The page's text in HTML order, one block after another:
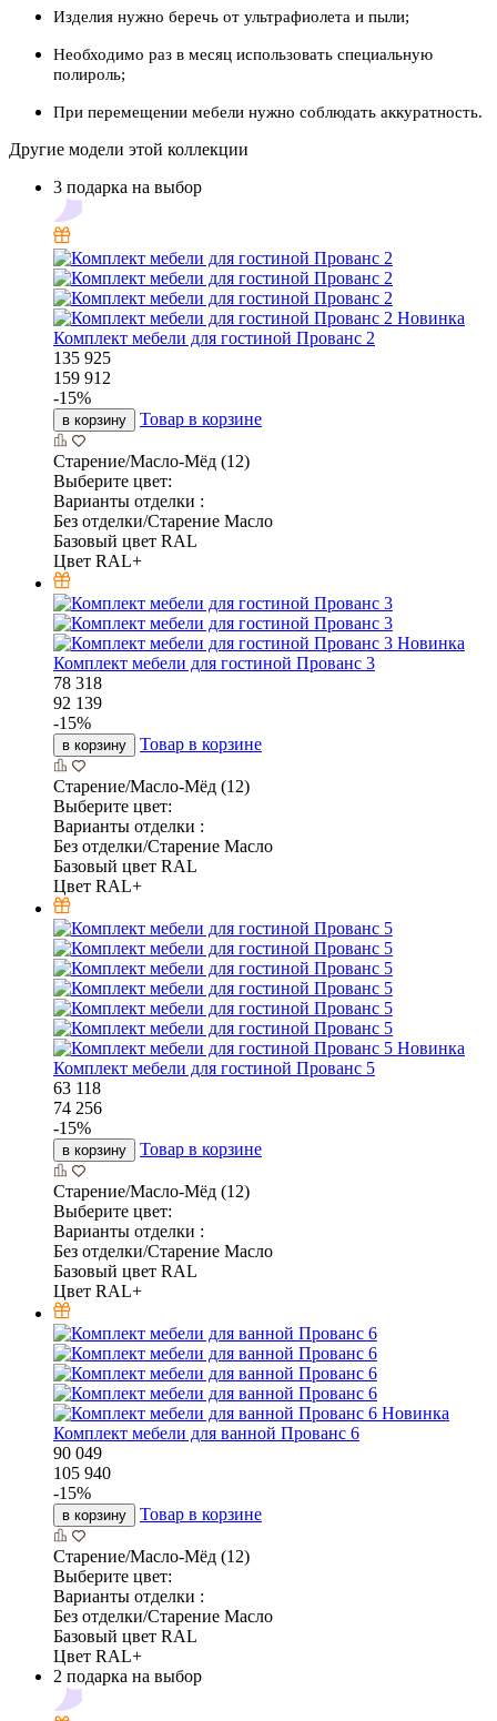
Изделия нужно беречь от ультрафиолета и пыли;
Необходимо раз в месяц использовать специальную
полироль;
При перемещении мебели нужно соблюдать аккуратность.
Другие модели этой коллекции
3 подарка на выбор
Новинка
Комплект мебели для гостиной Прованс 2
135 925
159 912
-15%
в корзину Товар в корзине
Старение/Масло-Мёд (12)
Выберите цвет:
Варианты отделки :
Без отделки/Старение Масло
Базовый цвет RAL
Цвет RAL+
Новинка
Комплект мебели для гостиной Прованс 3
78 318
92 139
-15%
в корзину Товар в корзине
Старение/Масло-Мёд (12)
Выберите цвет:
Варианты отделки :
Без отделки/Старение Масло
Базовый цвет RAL
Цвет RAL+
Новинка
Комплект мебели для гостиной Прованс 5
63 118
74 256
-15%
в корзину Товар в корзине
Старение/Масло-Мёд (12)
Выберите цвет:
Варианты отделки :
Без отделки/Старение Масло
Базовый цвет RAL
Цвет RAL+
Новинка
Комплект мебели для ванной Прованс 6
90 049
105 940
-15%
в корзину Товар в корзине
Старение/Масло-Мёд (12)
Выберите цвет:
Варианты отделки :
Без отделки/Старение Масло
Базовый цвет RAL
Цвет RAL+
2 подарка на выбор